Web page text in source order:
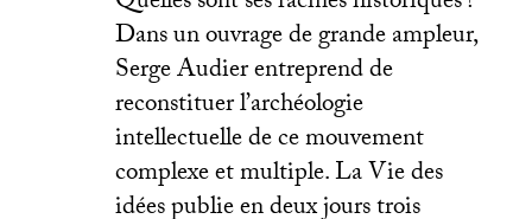
Dans un ouvrage de grande ampleur,
Serge Audier entreprend de
reconstituer l’archéologie
intellectuelle de ce mouvement
complexe et multiple. La Vie des
idées publie en deux jours trois